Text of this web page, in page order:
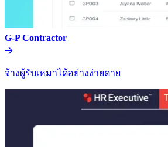
G-P Contractor​​
จ้างผู้รับเหมาได้อย่างง่ายดาย​​